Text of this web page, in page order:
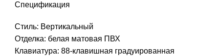
Спецификация
Стиль: Вертикальный
Отделка: белая матовая ПВХ
Клавиатура: 88-клавишная градуированная